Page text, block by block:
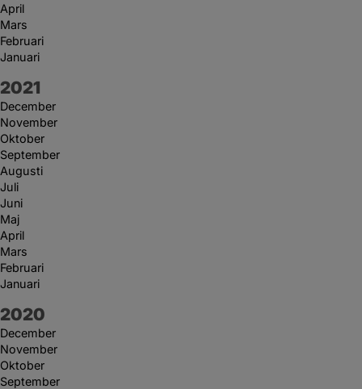
April
Mars
Februari
Januari
År:
2021
December
November
Oktober
September
Augusti
Juli
Juni
Maj
April
Mars
Februari
Januari
År:
2020
December
November
Oktober
September